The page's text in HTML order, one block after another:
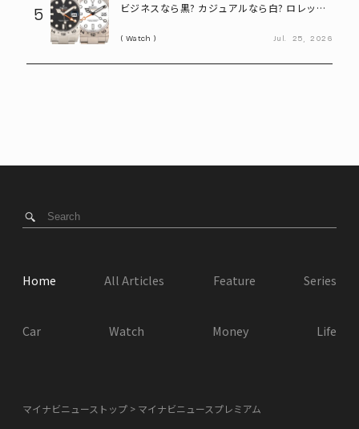
5
ビジネスなら黒? カジュアルなら白? ロレック
Watch Jul. 25, 2026
Home All Articles Feature Series
Car Watch Money Life
マイナビニューストップ マイナビニュースプレミアム